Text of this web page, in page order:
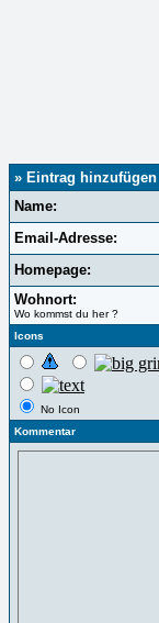
» Eintrag hinzufügen
Name:
Email-Adresse:
Homepage:
Wohnort:
Wo kommst du her ?
Icons
No Icon
Kommentar